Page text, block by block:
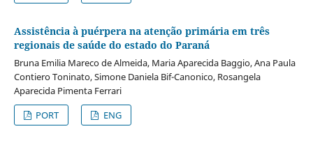
Assistência à puérpera na atenção primária em três
regionais de saúde do estado do Paraná
Bruna Emilia Mareco de Almeida, Maria Aparecida Baggio, Ana Paula
Contiero Toninato, Simone Daniela Bif-Canonico, Rosangela
Aparecida Pimenta Ferrari
PORT
ENG